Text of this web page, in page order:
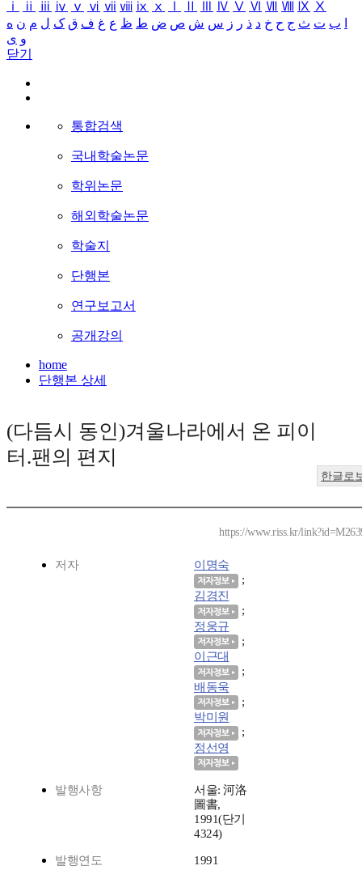
ⅰ
ⅱ ⅲ ⅳ ⅴ ⅵ ⅶ ⅷ ⅸ ⅹ Ⅳ Ⅴ Ⅵ Ⅶ Ⅷ Ⅸ Ⅹ
ب ت ث ج ح خ د ذ ر ز س ش ص ض ط ظ ع غ ف ق ک ل م ن ه
و ی
닫기
통합검색
국내학술논문
학위논문
해외학술논문
학술지
단행본
연구보고서
공개강의
home
단행본 상세
(다듬시 동인)겨울나라에서 온 피이
터.팬의 편지
한글로
https://www.riss.kr/
저자
이명숙
;
김경진
;
정웅규
;
이근대
;
배동욱
;
박미원
;
정선영
발행사항
서울: 河洛
圖書,
1991(단기
4324)
발행연도 1991